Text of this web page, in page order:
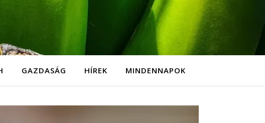
GAZDASÁG HÍREK MINDENNAPOK